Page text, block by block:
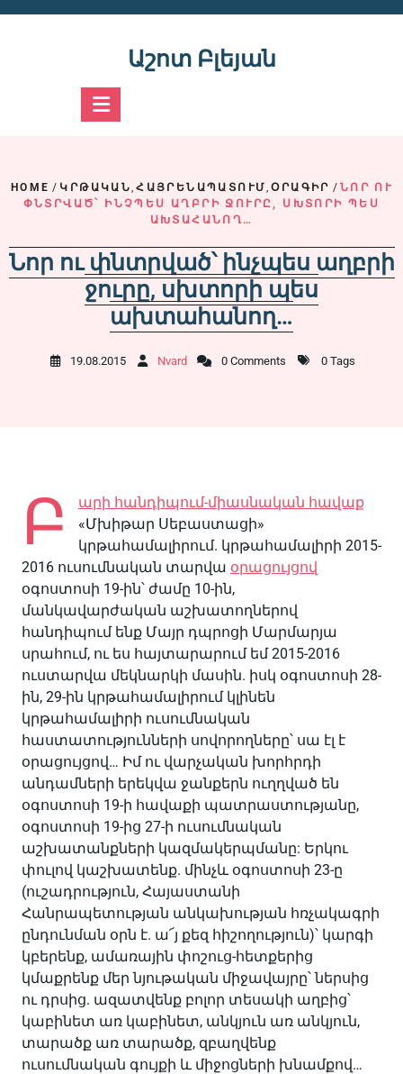
Աշոտ Բլեյան
HOME / ԿՐԹԱԿԱՆ,ՀԱՅՐԵՆԱՊԱՏՈՒՄ,ՕՐԱԳԻՐ / ՆՈՐ ՈՒ
ՓՆՏՐՎԱԾ՝ ԻՆՉՊԵՍ ԱՂԲՐԻ ՋՈՒՐԸ, ՍԽՏՈՐԻ ՊԵՍ
ԱԽՏԱՀԱՆՈՂ…
Նոր ու փնտրված՝ ինչպես աղբրի
ջուրը, սխտորի պես
ախտահանող…
19.08.2015 Nvard 0 Comments 0 Tags
Բ
արի հանդիպում-միասնական հավաք
«Մխիթար Սեբաստացի»
կրթահամալիրում. կրթահամալիրի 2015-
2016 ուսումնական տարվա օրացույցով
օգոստոսի 19-ին՝ ժամը 10-ին,
մանկավարժական աշխատողներով
հանդիպում ենք Մայր դպրոցի Մարմարյա
սրահում, ու ես հայտարարում եմ 2015-2016
ուստարվա մեկնարկի մասին. իսկ օգոստոսի 28-
ին, 29-ին կրթահամալիրում կլինեն
կրթահամալիրի ուսումնական
հաստատությունների սովորողները՝ սա էլ է
օրացույցով… Իմ ու վարչական խորհրդի
անդամների երեկվա ջանքերն ուղղված են
օգոստոսի 19-ի հավաքի պատրաստությանը,
օգոստոսի 19-ից 27-ի ուսումնական
աշխատանքների կազմակերպմանը: Երկու
փուլով կաշխատենք. մինչև օգոստոսի 23-ը
(ուշադրություն, Հայաստանի
Հանրապետության անկախության հռչակագրի
ընդունման օրն է. ա՜յ քեզ հիշողություն)՝ կարգի
կբերենք, ամառային փոշուց-հետքերից
կմաքրենք մեր նյութական միջավայրը՝ ներսից
ու դրսից. ազատվենք բոլոր տեսակի աղբից՝
կաբինետ առ կաբինետ, անկյուն առ անկյուն,
տարածք առ տարածք, զբաղվենք
ուսումնական գույքի և միջոցների խնամքով…